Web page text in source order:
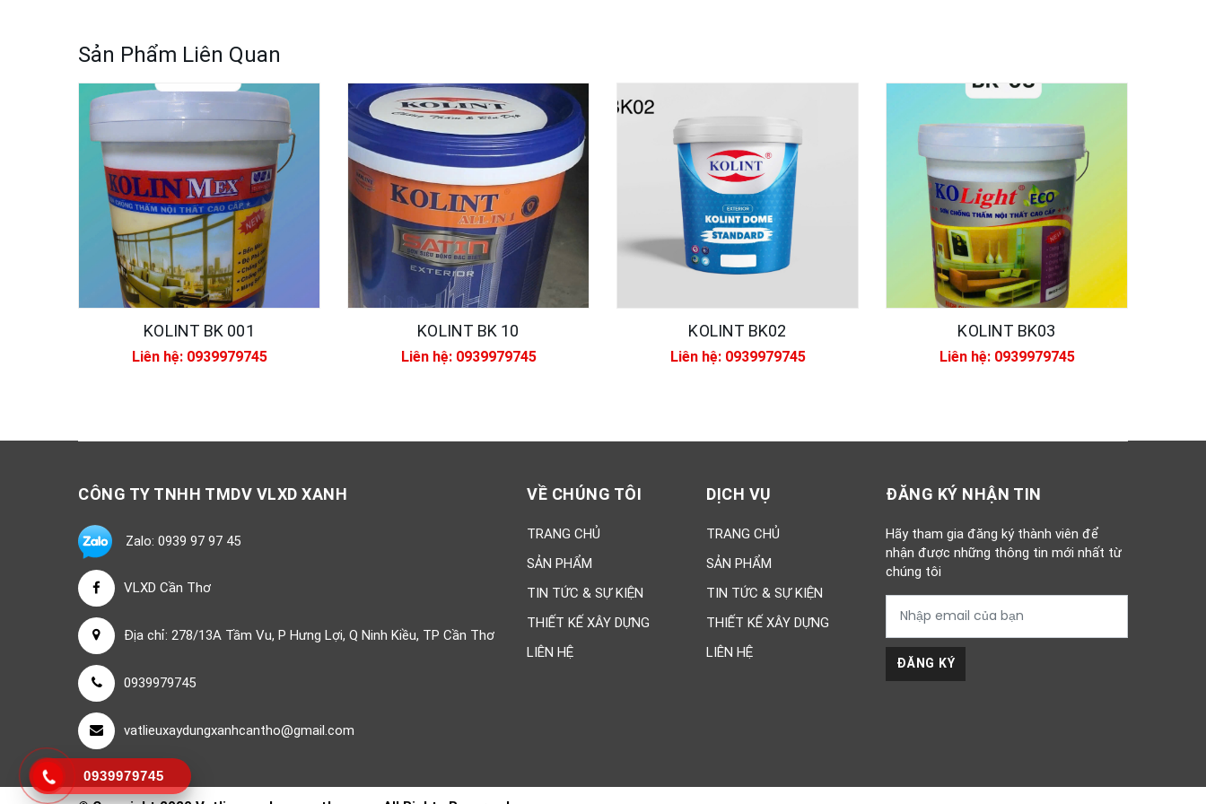
Sản Phẩm Liên Quan
KOLINT BK 001
Liên hệ: 0939979745
KOLINT BK 10
Liên hệ: 0939979745
KOLINT BK02
Liên hệ: 0939979745
KOLINT BK03
Liên hệ: 0939979745
CÔNG TY TNHH TMDV VLXD XANH
Zalo: 0939 97 97 45
VLXD Cần Thơ
Địa chỉ: 278/13A Tầm Vu, P Hưng Lợi, Q Ninh Kiều, TP Cần Thơ
0939979745
vatlieuxaydungxanhcantho@gmail.com
VỀ CHÚNG TÔI
TRANG CHỦ
SẢN PHẨM
TIN TỨC & SỰ KIỆN
THIẾT KẾ XÂY DỰNG
LIÊN HỆ
DỊCH VỤ
TRANG CHỦ
SẢN PHẨM
TIN TỨC & SỰ KIỆN
THIẾT KẾ XÂY DỰNG
LIÊN HỆ
ĐĂNG KÝ NHẬN TIN
Hãy tham gia đăng ký thành viên để
nhận được những thông tin mới nhất từ
chúng tôi
ĐĂNG KÝ
0939979745